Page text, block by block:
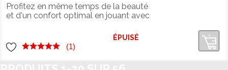
Profitez en même temps de la beauté
et d'un confort optimal en jouant avec
(1)
ÉPUISÉ